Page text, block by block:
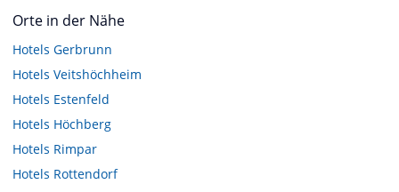
Orte in der Nähe
Hotels Gerbrunn
Hotels Veitshöchheim
Hotels Estenfeld
Hotels Höchberg
Hotels Rimpar
Hotels Rottendorf